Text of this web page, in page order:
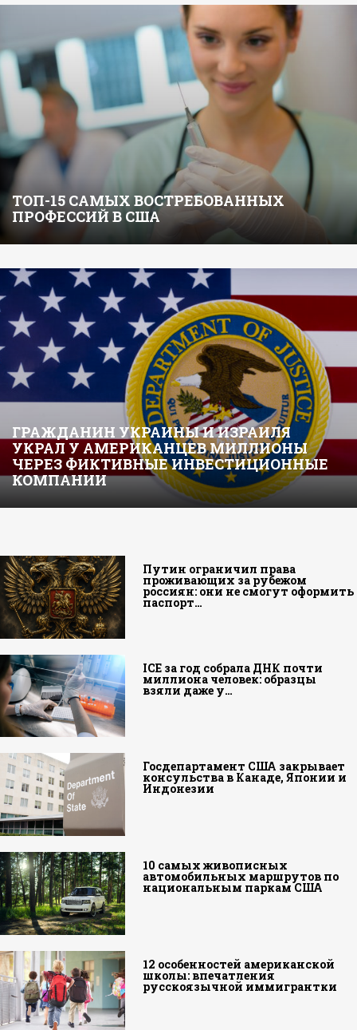
ТОП-15 САМЫХ ВОСТРЕБОВАННЫХ
ПРОФЕССИЙ В США
ГРАЖДАНИН УКРАИНЫ И ИЗРАИЛЯ
УКРАЛ У АМЕРИКАНЦЕВ МИЛЛИОНЫ
ЧЕРЕЗ ФИКТИВНЫЕ ИНВЕСТИЦИОННЫЕ
КОМПАНИИ
Путин ограничил права
проживающих за рубежом
россиян: они не смогут оформить
паспорт…
ICE за год собрала ДНК почти
миллиона человек: образцы
взяли даже у…
Госдепартамент США закрывает
консульства в Канаде, Японии и
Индонезии
10 самых живописных
автомобильных маршрутов по
национальным паркам США
12 особенностей американской
школы: впечатления
русскоязычной иммигрантки